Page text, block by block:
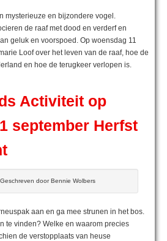
mysterieuze en bijzondere vogel.
de raaf met dood en verderf en
geluk en voorspoed. Op woensdag 11
Loof over het leven van de raaf, hoe de
en hoe de terugkeer verlopen is.
Activiteit op
september Herfst
door Bennie Wolbers
aan en ga mee strunen in het bos.
te vinden? Welke en waarom precies
de verstopplaats van heuse